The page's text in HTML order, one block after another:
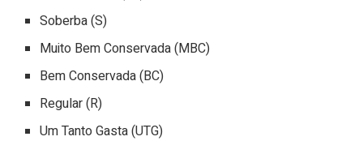
Soberba (S)
Muito Bem Conservada (MBC)
Bem Conservada (BC)
Regular (R)
Um Tanto Gasta (UTG)